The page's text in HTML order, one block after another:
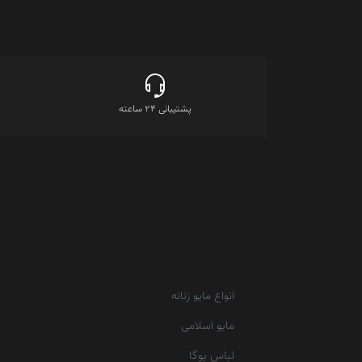
پشتیبانی 24 ساعته
انواع مایو زنانه
مایو اسلامی
لباس یوگا